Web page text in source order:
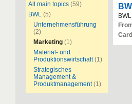
All main topics (59)
BWL (5)
Unternehmensführung
(2)
Marketing (1)
Material- und
Produktionswirtschaft (1)
Strategisches
Management &
Produktmanagement (1)